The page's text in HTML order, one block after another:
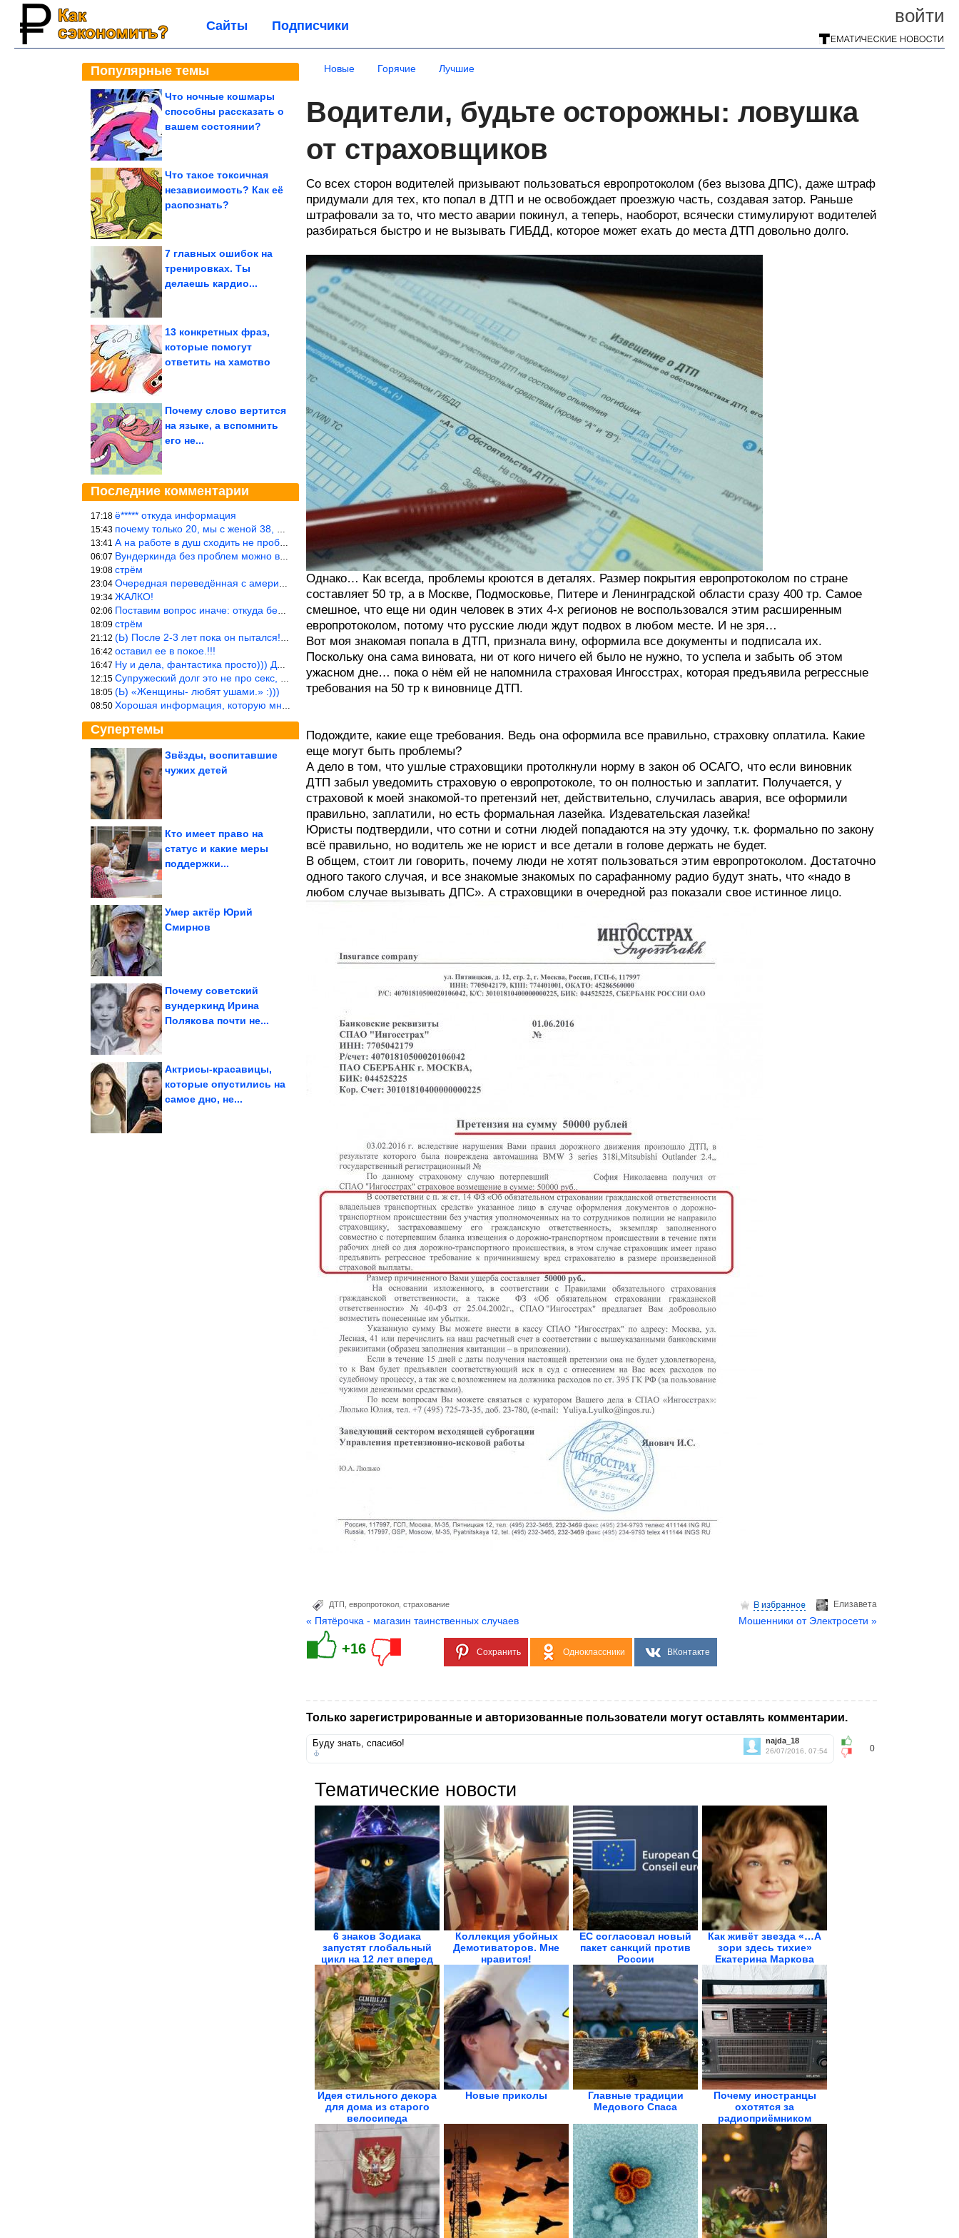
войти
Сайты Подписчики
Популярные темы
Что ночные кошмары
способны рассказать о
вашем состоянии?
Что такое токсичная
независимость? Как её
распознать?
7 главных ошибок на
тренировках. Ты
делаешь кардио...
13 конкретных фраз,
которые помогут
ответить на хамство
Почему слово вертится
на языке, а вспомнить
его не...
Последние комментарии
17:18 ё***** откуда информация
15:43 почему только 20, мы с женой 38, называется ртутной свадьбой, гр
13:41 А на работе в душ сходить не пробовали?
06:07 Вундеркинда без проблем можно вырастить всего-то с максимально р
19:08 стрём
23:04 Очередная переведённая с американского статья. Не работает эта ф
19:34 ЖАЛКО!
02:06 Поставим вопрос иначе: откуда берётся столь зловредный феминизм?
18:09 стрём
21:12 (Ь) После 2-3 лет пока он пытался! :))) Учитывая, что кошки 10-1
16:42 оставил ее в покое.!!!
16:47 Ну и дела, фантастика просто))) Даже и добавить то нечего…
12:15 Супружеский долг это не про секс, это про Жизнь на Земле. Супруж
18:05 (Ь) «Женщины- любят ушами.» :)))
08:50 Хорошая информация, которую многим стоило бы взять на вооружение
Супертемы
Почему «главная
Звёзды, воспитавшие
чужих детей
Кто имеет право на
статус и какие меры
поддержки...
Умер актёр Юрий
Смирнов
Чем вода из колодцев и
Почему советский
вундеркинд Ирина
Полякова почти не...
использование
Актрисы-красавицы,
которые опустились на
самое дно, не...
Новые Горячие Лучшие
Водители, будьте осторожны: ловушка
от страховщиков
Со всех сторон водителей призывают пользоваться европротоколом (без вызова ДПС), даже штраф
придумали для тех, кто попал в ДТП и не освобождает проезжую часть, создавая затор. Раньше
штрафовали за то, что место аварии покинул, а теперь, наоборот, всячески стимулируют водителей
разбираться быстро и не вызывать ГИБДД, которое может ехать до места ДТП довольно долго.
Однако… Как всегда, проблемы кроются в деталях. Размер покрытия европротоколом по стране
составляет 50 тр, а в Москве, Подмосковье, Питере и Ленинградской области сразу 400 тр. Самое
смешное, что еще ни один человек в этих 4-х регионов не воспользовался этим расширенным
европротоколом, потому что русские люди ждут подвох в любом месте. И не зря…
Вот моя знакомая попала в ДТП, признала вину, оформила все документы и подписала их.
Поскольку она сама виновата, ни от кого ничего ей было не нужно, то успела и забыть об этом
ужасном дне… пока о нём ей не напомнила страховая Ингосстрах, которая предъявила регрессные
требования на 50 тр к виновнице ДТП.
Подождите, какие еще требования. Ведь она оформила все правильно, страховку оплатила. Какие
еще могут быть проблемы?
А дело в том, что ушлые страховщики протолкнули норму в закон об ОСАГО, что если виновник
ДТП забыл уведомить страховую о европротоколе, то он полностью и заплатит. Получается, у
страховой к моей знакомой-то претензий нет, действительно, случилась авария, все оформили
правильно, заплатили, но есть формальная лазейка. Издевательская лазейка!
Юристы подтвердили, что сотни и сотни людей попадаются на эту удочку, т.к. формально по закону
всё правильно, но водитель же не юрист и все детали в голове держать не будет.
В общем, стоит ли говорить, почему люди не хотят пользоваться этим европротоколом. Достаточно
одного такого случая, и все знакомые знакомых по сарафанному радио будут знать, что «надо в
любом случае вызывать ДПС». А страховщики в очередной раз показали свое истинное лицо.
Елизаветa
ДТП европротокол страхование
« Пятёрочка - магазин таинственных случаев Мошенники от Электросети »
+16 Сохранить Одноклассники ВКонтакте
Только зарегистрированные и авторизованные пользователи могут оставлять комментарии.
0
najda_18
26/07/2016, 07:54
Буду знать, спасибо!
Тематические новости
6 знаков Зодиака
запустят глобальный
цикл на 12 лет вперед
Коллекция убойных
Демотиваторов. Мне
нравится!
ЕС согласовал новый
пакет санкций против
России
Как живёт звезда «…А
зори здесь тихие»
Екатерина Маркова
Идея стильного декора
для дома из старого
велосипеда
Новые приколы
Главные традиции
Медового Спаса
Почему иностранцы
охотятся за
радиоприёмником
«Океан-214»